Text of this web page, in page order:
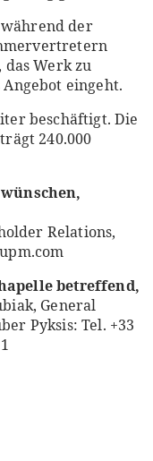
der
Werk zu
eingeht.
beschäftigt. Die
240.000
Relations,
betreffend,
General
Pyksis: Tel. +33